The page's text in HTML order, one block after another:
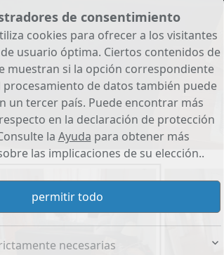
de consentimiento
cookies para ofrecer a los visitantes
usuario óptima. Ciertos contenidos de
muestran si la opción correspondiente
procesamiento de datos también puede
un tercer país. Puede encontrar más
en la declaración de protección
la Ayuda para obtener más
las implicaciones de su elección..
necesarias